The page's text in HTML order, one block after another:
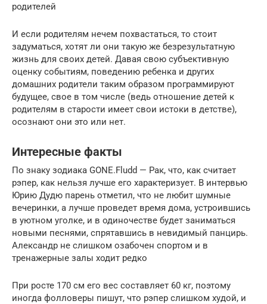
родителей
И если родителям нечем похвастаться, то стоит
задуматься, хотят ли они такую же безрезультатную
жизнь для своих детей. Давая свою субъективную
оценку событиям, поведению ребенка и других
домашних родители таким образом программируют
будущее, свое в том числе (ведь отношение детей к
родителям в старости имеет свои истоки в детстве),
осознают они это или нет.
Интересные факты
По знаку зодиака GONE.Fludd — Рак, что, как считает
рэпер, как нельзя лучше его характеризует. В интервью
Юрию Дудю парень отметил, что не любит шумные
вечеринки, а лучше проведет время дома, устроившись
в уютном уголке, и в одиночестве будет заниматься
новыми песнями, спрятавшись в невидимый панцирь.
Александр не слишком озабочен спортом и в
тренажерные залы ходит редко
При росте 170 см его вес составляет 60 кг, поэтому
иногда фолловеры пишут, что рэпер слишком худой, и